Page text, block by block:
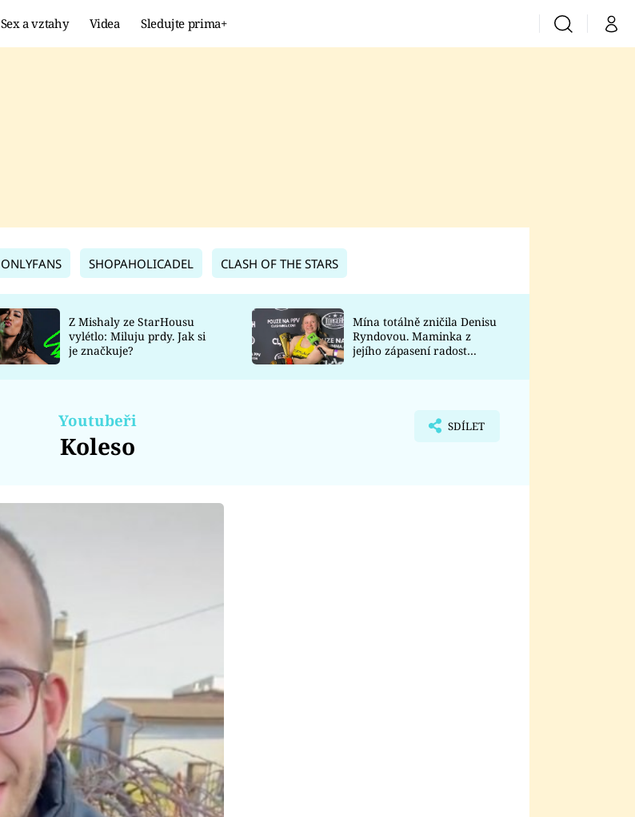
Sex a vztahy Videa Sledujte prima+ VyhledáváníMůj
Prima Lajk
Sledujte nás
ONLYFANS SHOPAHOLICADEL CLASH OF THE STARS
Z Mishaly ze StarHousu
vylétlo: Miluju prdy. Jak si
je značkuje?
Mína totálně zničila Denisu
Ryndovou. Maminka z
jejího zápasení radost
Youtubeři
Koleso
SDÍLET